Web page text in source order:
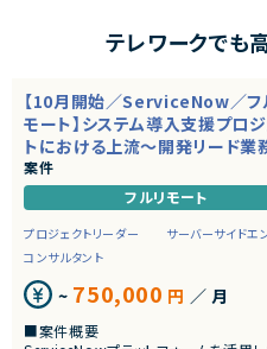
テレワークでも
【10月開始／ServiceNow／フ
モート】システム導入支援プロ
トにおける上流～開発リード業
案件
フルリモート
プロジェクトリーダー
サーバーサイドエ
コンサルタント
~ 750,000 円 ／ 月
■案件概要